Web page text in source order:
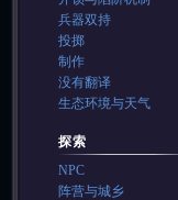
兵器双持
投掷
制作
没有翻译
生态环境与天气
探索
NPC
阵营与城乡